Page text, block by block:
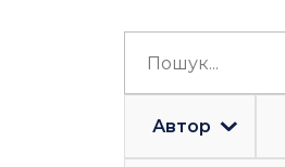
Автор